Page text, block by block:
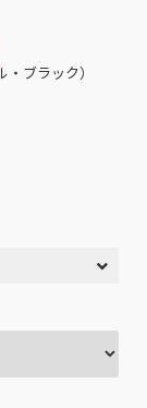
ブラック）